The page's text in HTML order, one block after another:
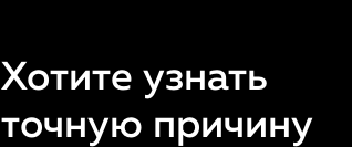
Хотите узнать
точную причину